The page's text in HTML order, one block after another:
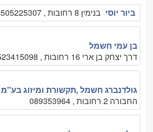
ביור יוסי בנימין 8 רחובות , 0505225307
בן עמי חשמל
דרך יצחק בן ארי 16 רחובות , 0523415098
גולדנברג חשמל ,תקשורת ומיזוג בע''מ
החבורה 2 רחובות , 089353964